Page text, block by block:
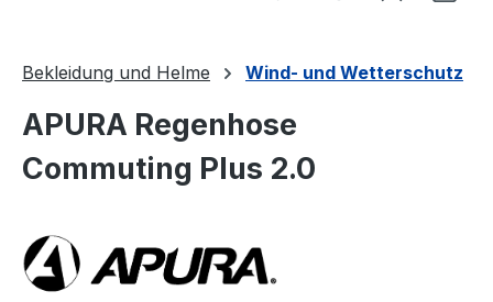
Bekleidung und Helme Wind- und Wetterschutz
APURA Regenhose
Commuting Plus 2.0